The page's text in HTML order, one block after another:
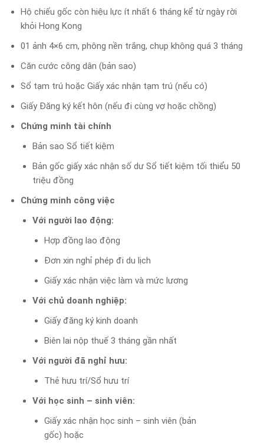
Hộ chiếu gốc còn hiệu lực ít nhất 6 tháng kể từ ngày rời
khỏi Hong Kong
01 ảnh 4×6 cm, phông nền trắng, chụp không quá 3 tháng
Căn cước công dân (bản sao)
Sổ tạm trú hoặc Giấy xác nhận tạm trú (nếu có)
Giấy Đăng ký kết hôn (nếu đi cùng vợ hoặc chồng)
​Chứng minh tài chính
Bản sao Sổ tiết kiệm
Bản gốc giấy xác nhận số dư Sổ tiết kiệm tối thiểu 50
triệu đồng
Chứng minh công việc
Với người lao động:
Hợp đồng lao động
Đơn xin nghỉ phép đi du lịch
Giấy xác nhận việc làm và mức lương
Với chủ doanh nghiệp:
Giấy đăng ký kinh doanh
Biên lai nộp thuế 3 tháng gần nhất
Với người đã nghỉ hưu:
Thẻ hưu trí/Sổ hưu trí
Với học sinh – sinh viên:
Giấy xác nhận học sinh – sinh viên (bản
gốc) hoặc